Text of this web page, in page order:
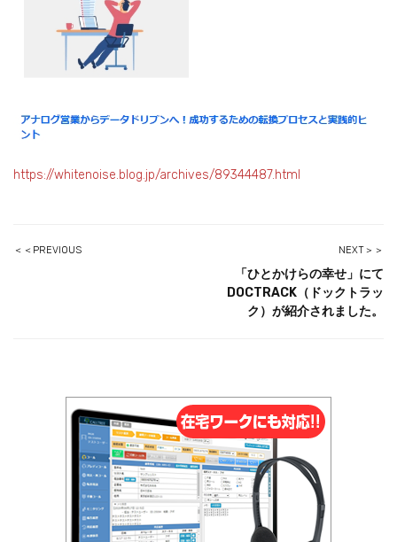
https://whitenoise.blog.jp/archives/89344487.html
＜＜PREVIOUS NEXT＞＞
「ひとかけらの幸せ」にて
DOCTRACK（ドックトラッ
ク）が紹介されました。